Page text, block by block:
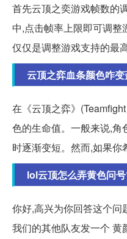
首先云顶之奕游戏帧数的
中,点击帧率上限即可调
仅仅是调整游戏支持的最
云顶之弈血条颜色咋
在《云顶之弈》
色的生命值。一般来说,
时逐渐变短。然而,如果你
lol云顶怎么弄黄色问
你好,高兴为你回答这个
我们的其他队友发一个